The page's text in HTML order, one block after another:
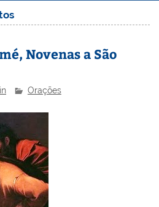
Novenas a São
Orações